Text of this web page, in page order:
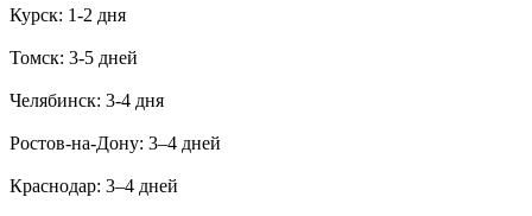
Курск: 1-2 дня
Томск: 3-5 дней
Челябинск: 3-4 дня
Ростов-на-Дону: 3–4 дней
Краснодар: 3–4 дней